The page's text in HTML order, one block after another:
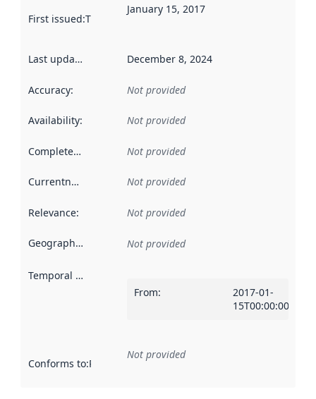
First issued:This date indicates when the data in this
January 15, 2017
Last updated December 8, 2024
Accuracy: Not provided
Availability: Not provided
Completeness Not provided
Currentness Not provided
Relevance: Not provided
Geographical scope Not provided
Temporal scope
From:
2017-01-
15T00:00:00Z
Conforms to:Reference to an implementation rule or other
Not provided